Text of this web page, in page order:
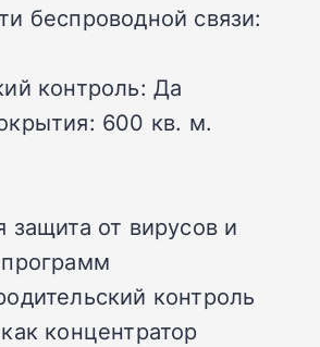
беспроводной связи:
контроль: Да
600 кв. м.
от вирусов и
контроль
концентратор